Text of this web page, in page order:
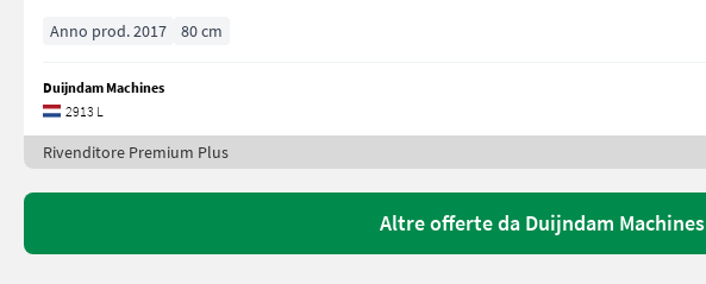
Anno prod. 2017 80 cm
Duijndam Machines
2913 L
Rivenditore Premium Plus
Altre offerte da Duijndam Machines